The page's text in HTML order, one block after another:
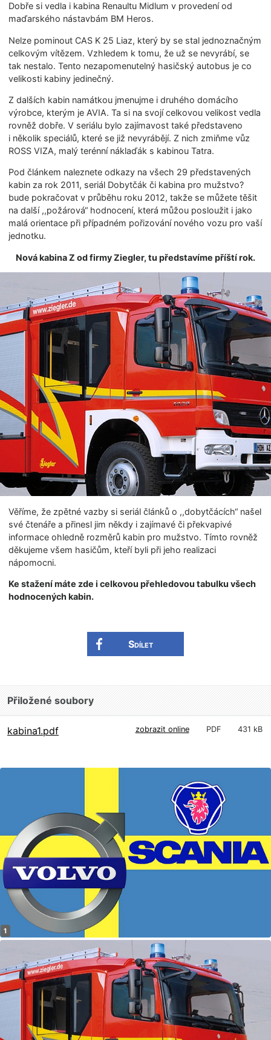
Dobře si vedla i kabina Renaultu Midlum v provedení od
maďarského nástavbám BM Heros.
Nelze pominout CAS K 25 Liaz, který by se stal jednoznačným
celkovým vítězem. Vzhledem k tomu, že už se nevyrábí, se
tak nestalo. Tento nezapomenutelný hasičský autobus je co
velikosti kabiny jedinečný.
Z dalších kabin namátkou jmenujme i druhého domácího
výrobce, kterým je AVIA. Ta si na svojí celkovou velikost vedla
rovněž dobře. V seriálu bylo zajímavost také představeno
i několik speciálů, které se již nevyrábějí. Z nich zmiňme vůz
ROSS VIZA, malý terénní náklaďák s kabinou Tatra.
Pod článkem naleznete odkazy na všech 29 představených
kabin za rok 2011, seriál Dobytčák či kabina pro mužstvo?
bude pokračovat v průběhu roku 2012, takže se můžete těšit
na další ,,požárová“ hodnocení, která můžou posloužit i jako
malá orientace při případném pořizování nového vozu pro vaší
jednotku.
Nová kabina Z od firmy Ziegler, tu představíme příští rok.
Věříme, že zpětné vazby si seriál článků o ,,dobytčácích“ našel
své čtenáře a přinesl jim někdy i zajímavé či překvapivé
informace ohledně rozměrů kabin pro mužstvo. Tímto rovněž
děkujeme všem hasičům, kteří byli při jeho realizaci
nápomocni.
Ke stažení máte zde i celkovou přehledovou tabulku všech
hodnocených kabin.
Sdílet
Přiložené soubory
kabina1.pdf zobrazit online PDF 431 kB